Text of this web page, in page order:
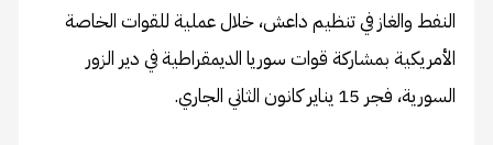
النفط والغاز في تنظيم داعش، خلال عملية للقوات الخاصة
الأمريكية بمشاركة قوات سوريا الديمقراطية في دير الزور
السورية، فجر 15 يناير كانون الثاني الجاري.